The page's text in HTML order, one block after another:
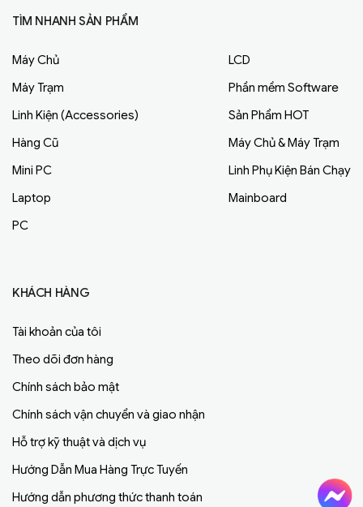
TÌM NHANH SẢN PHẨM
Máy Chủ
Máy Trạm
Linh Kiện (Accessories)
Hàng Cũ
Mini PC
Laptop
PC
LCD
Phần mềm Software
Sản Phẩm HOT
Máy Chủ & Máy Trạm
Linh Phụ Kiện Bán Chạy
Mainboard
KHÁCH HÀNG
Tài khoản của tôi
Theo dõi đơn hàng
Chính sách bảo mật
Chính sách vận chuyển và giao nhận
Hỗ trợ kỹ thuật và dịch vụ
Hướng Dẫn Mua Hàng Trực Tuyến
Hướng dẫn phương thức thanh toán